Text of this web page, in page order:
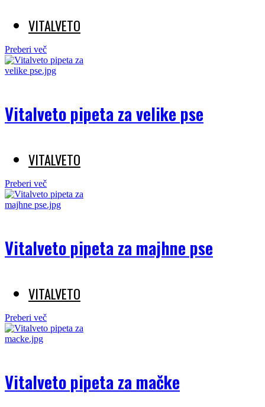
VITALVETO
Preberi več
Vitalveto pipeta za velike pse
VITALVETO
Preberi več
Vitalveto pipeta za majhne pse
VITALVETO
Preberi več
Vitalveto pipeta za mačke